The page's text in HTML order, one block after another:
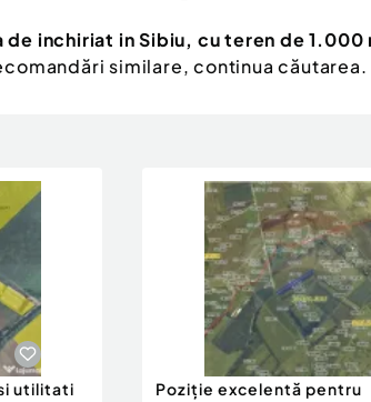
de inchiriat in Sibiu, cu teren de 1.000
similare, continua căutarea.
utilitati
Poziție excelentă pentru